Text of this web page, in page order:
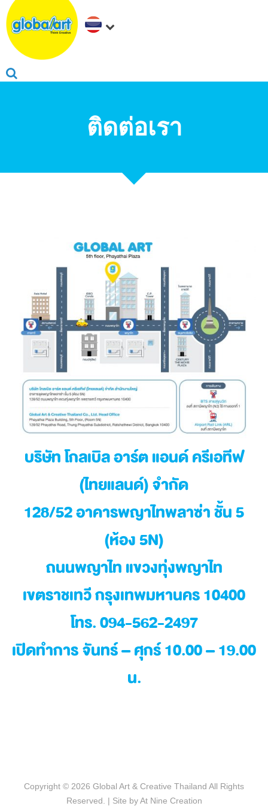
ติดต่อเรา
บริษัท โกลเบิล อาร์ต แอนด์ ครีเอทีฟ
(ไทยแลนด์) จำกัด
128/52 อาคารพญาไทพลาซ่า ชั้น 5
(ห้อง 5N)
ถนนพญาไท แขวงทุ่งพญาไท
เขตราชเทวี กรุงเทพมหานคร 10400
โทร. 094-562-2497
เปิดทำการ จันทร์ – ศุกร์ 10.00 – 19.00
น.
Copyright © 2026 Global Art & Creative Thailand All Rights
Reserved. | Site byAt Nine Creation